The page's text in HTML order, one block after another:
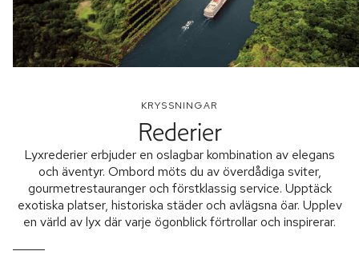
KRYSSNINGAR
Rederier
Lyxrederier erbjuder en oslagbar kombination av elegans
och äventyr. Ombord möts du av överdådiga sviter,
gourmetrestauranger och förstklassig service. Upptäck
exotiska platser, historiska städer och avlägsna öar. Upplev
en värld av lyx där varje ögonblick förtrollar och inspirerar.